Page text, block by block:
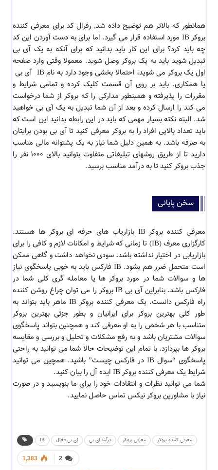
همانطور که بالاتر هم توضیح داده شد, رفرال کد برای معرفی کننده
بروکر IB مورد استفاده قرار می گیرد. اما برای به دست آوردن این کد
چه باید کرد؟ برای این کار باید بدانید که برای آنکه به یک آی بی
تبدیل شوید باید به یک بروکر وصل شوید. معمولا وقتی وارد صفحه
اول یک بروکر می شوید، احتمالا بخشی وجود دارد به نام IB آی بی
یا همکاری. باید بر روی آن قسمت کلیک کرده و تمامی شرایط و
مقررات را پذیرفته و همینطور مدارکی را که بروکر از شما درخواست
می کند را ارسال کرده و بعد از آن شما تبدیل به یک آی بی خواهید
شد. البته نکته بسیار مهمی که باید در این رابطه بدانید این است که
باید تعداد بالایی افراد را به بروکر معرفی کنید تا آی بی بودن برایتان
به صرفه باشد. به همین دلیل شما نیاز به یک پشتوانه مالی مناسب
دارید تا از طریق روشهای تبلیغاتی متفاوت بتوانید بالای 1000 نفر را
جذب بروکر کنید تا به درآمد مناسب برسید.
سخن پایانی
معرفی کننده بروکر IB بازاریاب های حرفه ای بروکر ها هستند.
کارگزاری معرف (IB) تا زمانی که شرایط و امکانات لازم و کافی را برای
بازاریابی در اختیار نداشته باشد، سودی نخواهد داشت و گاهی ممکن
است متحمل ضرر هم بشود. IB فارکس باید به خوبی پاسخگوی نیاز
ها و سوالات شما در مورد بروکر ها یا معامله گری کلی شما در
فارکس باشد. بنابراین آی بی IB بروکر را می توان چراغ روشن کننده
راه فارکس دانست. یک معرفی کننده بروکر IB ماهر باید بتواند به
طور کلی بهترین بروکر برای ایرانیان و بطور جزئی بهترین بروکر
متناسب با هر شخص را به او معرفی کند و همچنین بتواند پاسخگوی
سوالات مشتریان باشد و به رفع مشکلات و تحلیل و بررسی و مقایسه
بروکر ها بپردازد. با تمام این توضیحات حالا شما می توانید به راحتی
پاسخگوی “سوال IB در فارکس چیست” باشید. همچین می توانید
شرایط یک معرفی کننده بروکر IB ایده آل را بیان کنید.
شما می توانید نظرات و انتقادات خود را برای ما بنویسید و در صورت
نیاز با مشاورین بروکر نیکس تماس حاصل نمایید.
IB ای بی فعال درآمد ای بی معرفی بروکر معرفی کننده بروکر
2
1,383